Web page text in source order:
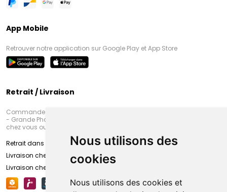
Nous utilisons des
cookies
Nous utilisons des cookies et
App Mobile
Retrouver notre application sur Google Play et App Store
Retrait / Livraison
Commandez en ligne et venez chercher votre commande à Amiens
- Grande Pharmacie d’Amiens (Fachon) ou recevez-là rapidement
chez vous ou en point retrait
Retrait dans la pharmacie d’Amiens
Livraison chez vous
Livraison chez votre commerçant